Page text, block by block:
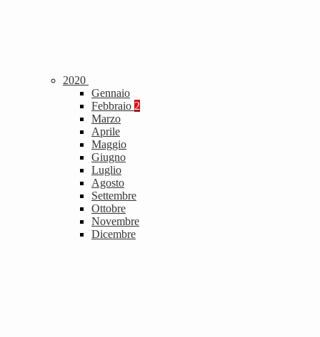
2020
Gennaio
Febbraio 2
Marzo
Aprile
Maggio
Giugno
Luglio
Agosto
Settembre
Ottobre
Novembre
Dicembre